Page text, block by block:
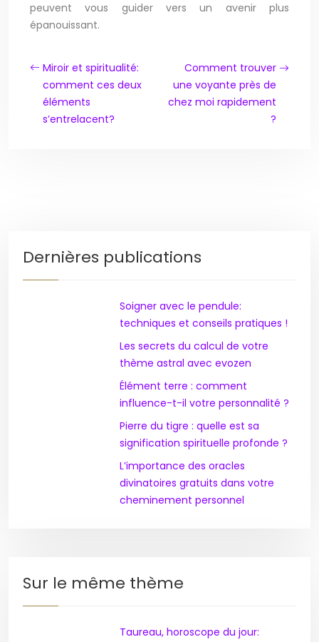
peuvent vous guider vers un avenir plus
épanouissant.
Miroir et spiritualité:
comment ces deux
éléments
s’entrelacent?
Comment trouver
une voyante près de
chez moi rapidement
?
Dernières publications
Soigner avec le pendule:
techniques et conseils pratiques !
Les secrets du calcul de votre
thème astral avec evozen
Élément terre : comment
influence-t-il votre personnalité ?
Pierre du tigre : quelle est sa
signification spirituelle profonde ?
L’importance des oracles
divinatoires gratuits dans votre
cheminement personnel
Sur le même thème
Taureau, horoscope du jour: